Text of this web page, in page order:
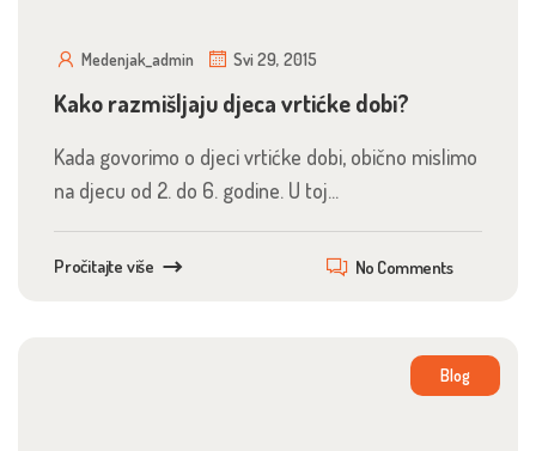
Medenjak_admin Svi 29, 2015
Kako razmišljaju djeca vrtićke dobi?
Kada govorimo o djeci vrtićke dobi, obično mislimo
na djecu od 2. do 6. godine. U toj...
Pročitajte više No Comments
Blog